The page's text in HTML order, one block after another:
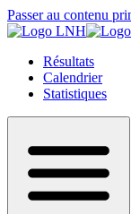
Passer au contenu
Résultats
Calendrier
Statistiques